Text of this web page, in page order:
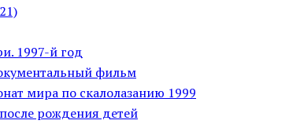
1997-й год
фильм
мира по скалолазанию 1999
рождения детей